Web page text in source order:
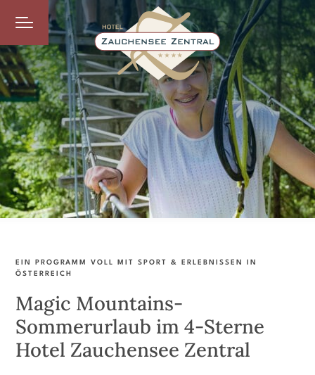
EIN PROGRAMM VOLL MIT SPORT & ERLEBNISSEN IN
ÖSTERREICH
Magic Mountains-
Sommerurlaub im 4-Sterne
Hotel Zauchensee Zentral